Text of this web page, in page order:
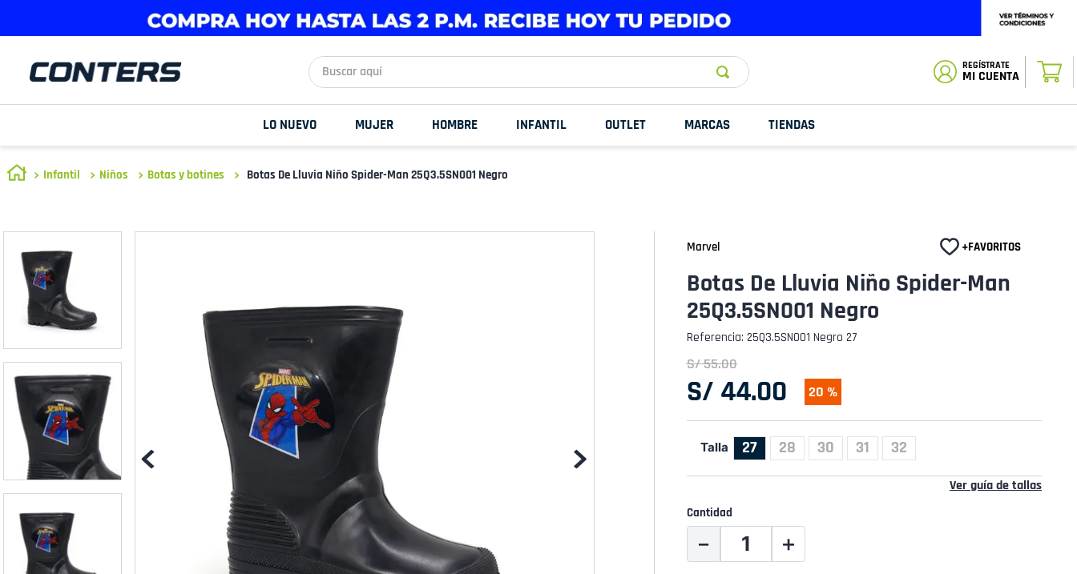
Buscar aquí
MI CUENTA
LO NUEVO MUJER HOMBRE INFANTIL OUTLET MARCAS TIENDAS
Infantil Niños Botas y botines Botas De Lluvia Niño Spider-Man 25Q3.5SN001 Negro
Marvel
Botas De Lluvia Niño Spider-Man
25Q3.5SN001 Negro
Referencia: 25Q3.5SN001 Negro 27
S/55.00
S/ 44.00 20 %
Talla 27 28 30 31 32
Ver guía de tallas
Cantidad
＋
－